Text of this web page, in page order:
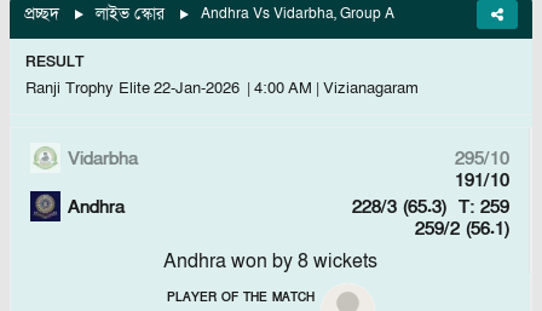
প্রচ্ছদ লাইভ স্কোর Andhra Vs Vidarbha, Group A
RESULT
Ranji Trophy Elite22-Jan-2026 | 4:00 AM | Vizianagaram
Vidarbha
295/10
191/10
Andhra
228/3 (65.3) T: 259
259/2 (56.1)
Andhra won by 8 wickets
PLAYER OF THE MATCH